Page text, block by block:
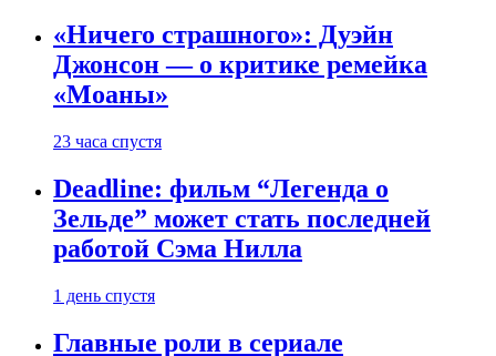
«Ничего страшного»: Дуэйн
Джонсон — о критике ремейка
«Моаны»
23 часа спустя
Deadline: фильм “Легенда о
Зельде” может стать последней
работой Сэма Нилла
1 день спустя
Главные роли в сериале